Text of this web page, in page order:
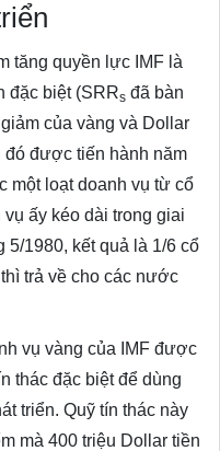
tăng quyền lực IMF là
đặc biệt (SRRs đã bàn
của vàng và Dollar
được tiến hành năm
một loạt doanh vụ từ cổ
ấy kéo dài trong giai
5/1980, kết quả là 1/6 cổ
trả về cho các nước
vụ vàng của IMF được
thác đặc biệt để dùng
triển. Quỹ tín thác này
mà 400 triệu Dollar tiền